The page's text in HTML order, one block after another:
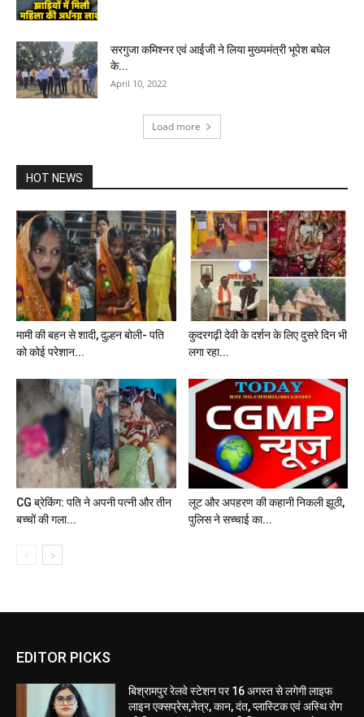
सरगुजा कमिश्नर एवं आईजी ने लिया मुख्यमंत्री भूपेश बघेल
के...
April 10, 2022
Load more
HOT NEWS
मामी की बहन से शादी, दुल्हन बोली- पति
को कोई परेशान...
कुदरगढ़ी देवी के दर्शन के लिए दुसरे दिन भी
लगा रहा...
CG ब्रेकिंग: पति ने अपनी पत्नी और तीन
बच्चों की गला...
लूट और अपहरण की कहानी निकली झूठी,
पुलिस ने सच्चाई का...
EDITOR PICKS
बिश्रामपुर रेलवे स्टेशन पर 16 अगस्त से लगेगी लाइफ
लाइन एक्सप्रेस,नेत्र, कान, दंत, प्लास्टिक एवं अस्थि रोग